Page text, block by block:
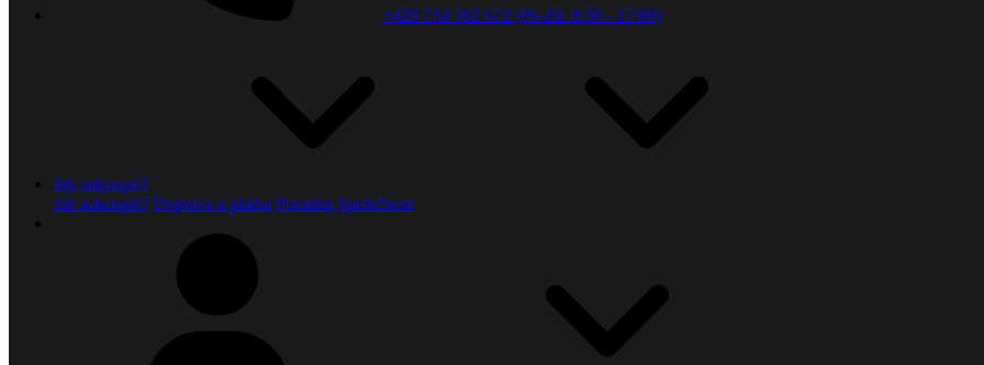
+420 734 592 672 (Po-Pá: 8:30 - 17:00)
Jak nakoupit?
Jak nakoupit? Doprava a platba Poradna Společnost